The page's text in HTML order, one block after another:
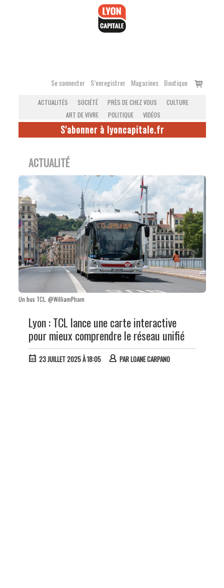
Se connecter S’enregistrer Magazines Boutique
Voir
ACTUALITÉS SOCIÉTÉ PRÈS DE CHEZ VOUS
CULTURE
ART DE VIVRE
POLITIQUE VIDÉOS
S'abonner à lyoncapitale.fr
ACTUALITÉ
Un bus TCL. @WilliamPham
Lyon : TCL lance une carte interactive
pour mieux comprendre le réseau unifié
23 JUILLET 2025 À 18:05 PARLOANE CARPANO